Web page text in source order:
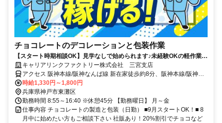
チョコレートのデコレーションと包装作業
【スタート時期相談OK】見学なしで始められます♪未経験OKの軽作業★
時給1,330円●日払いOK
キャリアリンクファクトリー株式会社 三宮支店
アクセス 阪神本線/阪神なんば線 新在家徒歩約8分、阪神本線/阪神な
んば線 石屋川徒歩約11分、阪神本線/阪神なんば線 住吉（阪神線）徒
歩約23分 阪神石屋川駅より徒歩15分/自転車通勤OK ☆無料駐輪場完
備
時給1,330円～1,800円
兵庫県神戸市東灘区
勤務時間 8:55～16:40 ※休憩45分 【勤務曜日】 月～金
仕事内容 チョコレートの製造と包装（日勤） ■9月スタートOK！■ 8
月中に始めたい方もご相談下さい 社販あり！20%割引でチョコなど